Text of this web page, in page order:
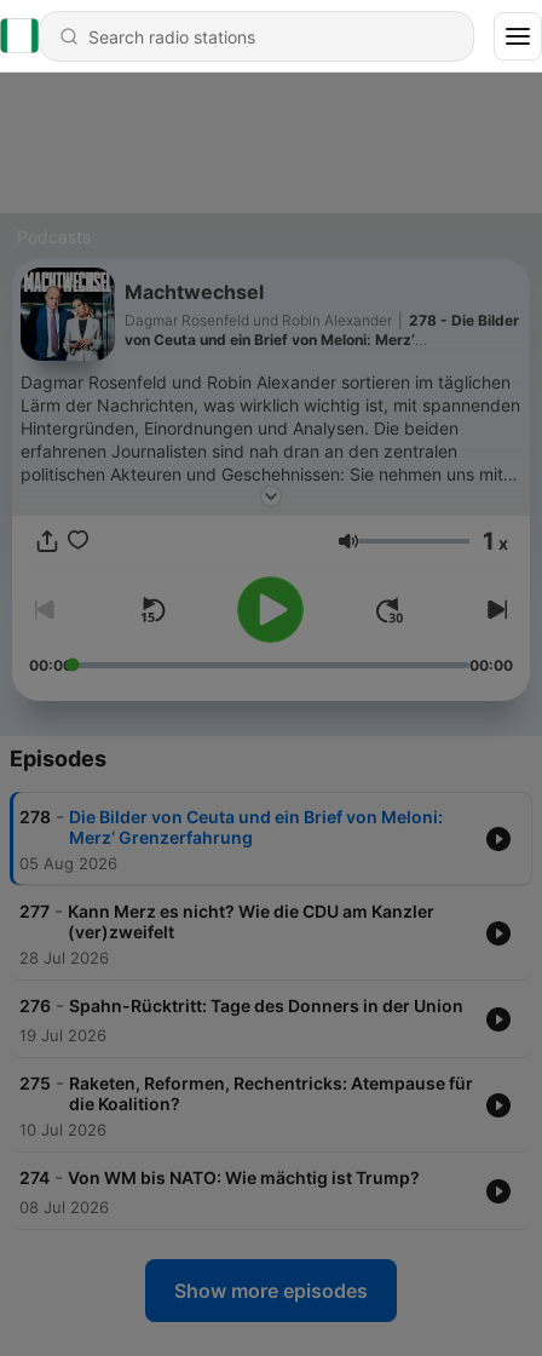
Machtwechsel
Dagmar Rosenfeld und Robin Alexander
278 - Die Bilder
von Ceuta und ein Brief von Meloni: Merz‘
Dagmar Rosenfeld und Robin Alexander sortieren im täglichen
Lärm der Nachrichten, was wirklich wichtig ist, mit spannenden
Hintergründen, Einordnungen und Analysen. Die beiden
erfahrenen Journalisten sind nah dran an den zentralen
politischen Akteuren und Geschehnissen: Sie nehmen uns mit in
die Hinterzimmer der Macht, rollen Debatten und Prozesse auf
eben auch nicht. Neue Folgen von “Machtwechsel” gibt es
Volume 1 x
00:00 00:00
Episodes
278 - Die Bilder von Ceuta und ein Brief von Meloni:
Merz‘ Grenzerfahrung
05 Aug 2026
277 - Kann Merz es nicht? Wie die CDU am Kanzler
(ver)zweifelt
28 Jul 2026
276 - Spahn-Rücktritt: Tage des Donners in der Union
19 Jul 2026
275 - Raketen, Reformen, Rechentricks: Atempause für
die Koalition?
10 Jul 2026
274 - Von WM bis NATO: Wie mächtig ist Trump?
08 Jul 2026
Show more episodes